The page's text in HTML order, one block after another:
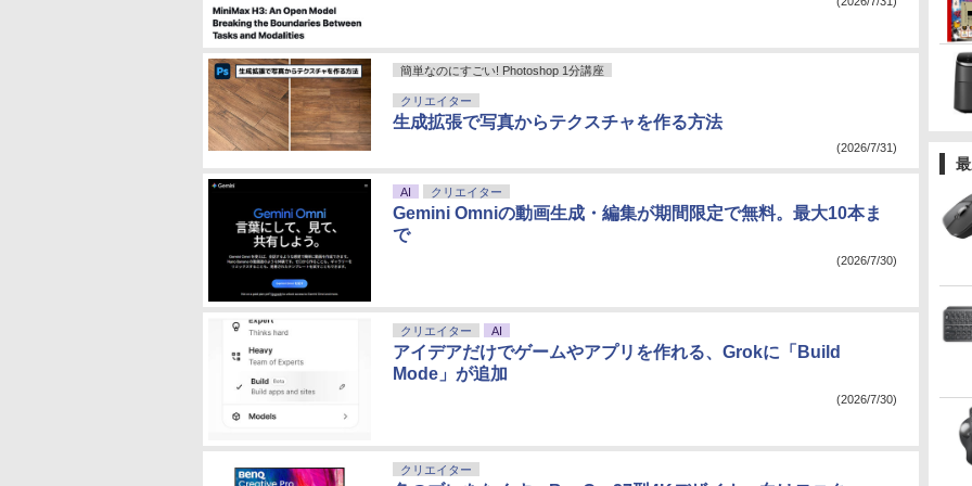
簡単なのにすごい! Photoshop 1分講座
クリエイター
生成拡張で写真からテクスチャを作る方法
(2026/7/31)
AI クリエイター
Gemini Omniの動画生成・編集が期間限定で無料。最大10本ま
で
(2026/7/30)
クリエイター AI
アイデアだけでゲームやアプリを作れる、Grokに「Build
Mode」が追加
(2026/7/30)
クリエイター